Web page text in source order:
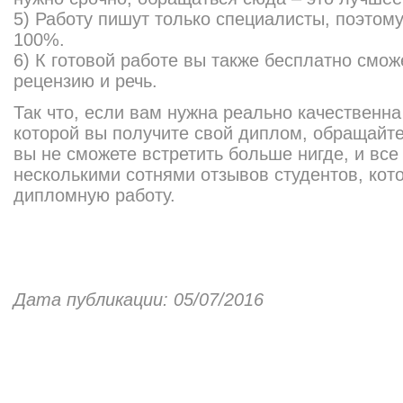
5) Работу пишут только специалисты,
100%.
6) К готовой работе вы также бесплатно
рецензию и речь.
Так что, если вам нужна реально
которой вы получите свой диплом,
вы не сможете встретить больше нигде, и
несколькими сотнями отзывов студентов,
дипломную работу.
Дата публикации: 05/07/2016